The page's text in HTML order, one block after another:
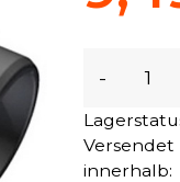
-
Versendet
innerhalb: